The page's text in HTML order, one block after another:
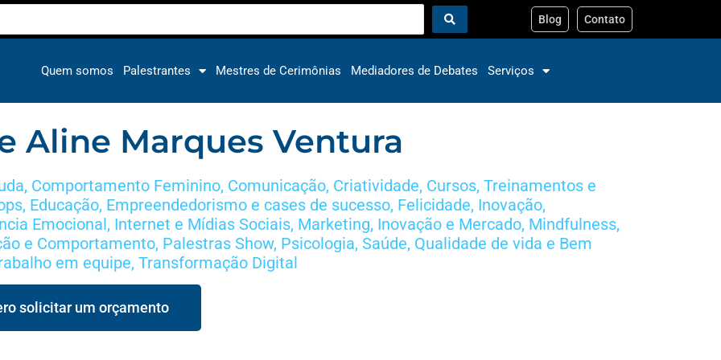
Blog Contato
Quem somos Palestrantes Mestres de Cerimônias Mediadores de Debates Serviços
Aline Marques Ventura
, Comportamento Feminino, Comunicação, Criatividade, Cursos, Treinamentos e
, Educação, Empreendedorismo e cases de sucesso, Felicidade, Inovação,
Emocional, Internet e Mídias Sociais, Marketing, Inovação e Mercado, Mindfulness,
e Comportamento, Palestras Show, Psicologia, Saúde, Qualidade de vida e Bem
em equipe, Transformação Digital
solicitar um orçamento